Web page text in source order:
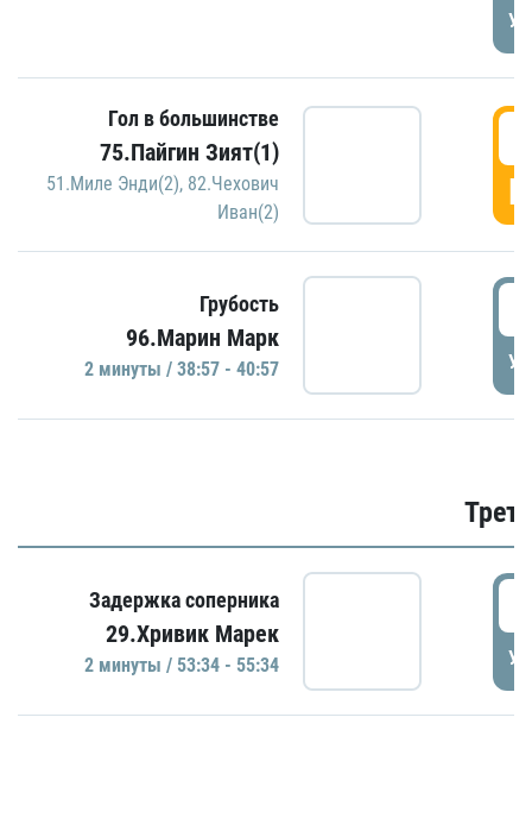
Гол в большинстве
75.Пайгин Зият(1)
51.Миле Энди(2), 82.Чехович
Иван(2)
Грубость
96.Марин Марк
2 минуты / 38:57 - 40:57
Задержка соперника
29.Хривик Марек
2 минуты / 53:34 - 55:34